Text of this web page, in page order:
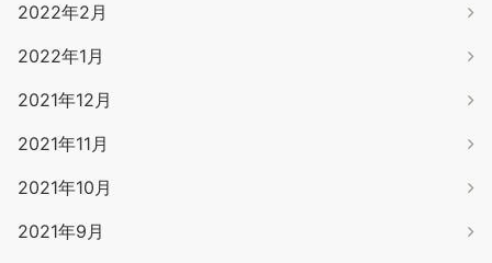
2022年2月
2022年1月
2021年12月
2021年11月
2021年10月
2021年9月